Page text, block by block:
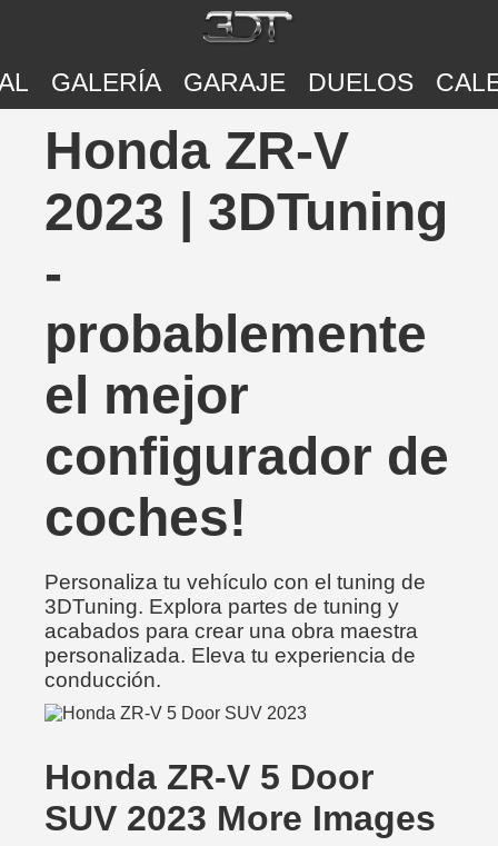
GALERÍA GARAJE DUELOS
Honda ZR-V
2023 | 3DTuning
-
probablemente
el mejor
configurador de
coches!
Personaliza tu vehículo con el tuning de
3DTuning. Explora partes de tuning y
acabados para crear una obra maestra
personalizada. Eleva tu experiencia de
conducción.
Honda ZR-V 5 Door
SUV 2023 More Images